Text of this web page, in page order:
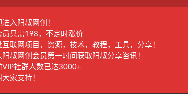
入阳叔网创！
员只需198，不定时涨价
互联网项目，资源，技术，教程，工具，分享！
阳叔网创会员第一时间获取阳叔分享咨讯！
VIP社群人数已达3000+
家支持！